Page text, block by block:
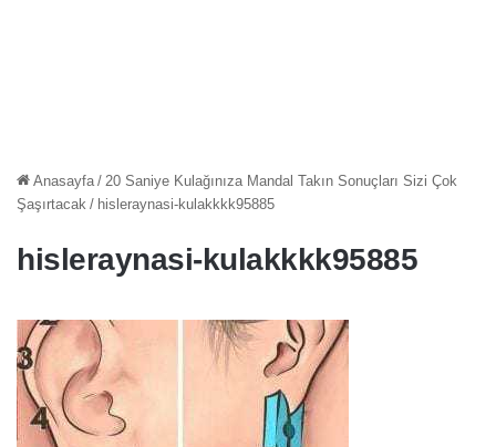
Anasayfa / 20 Saniye Kulağınıza Mandal Takın Sonuçları Sizi Çok
Şaşırtacak / hisleraynasi-kulakkkk95885
hisleraynasi-kulakkkk95885